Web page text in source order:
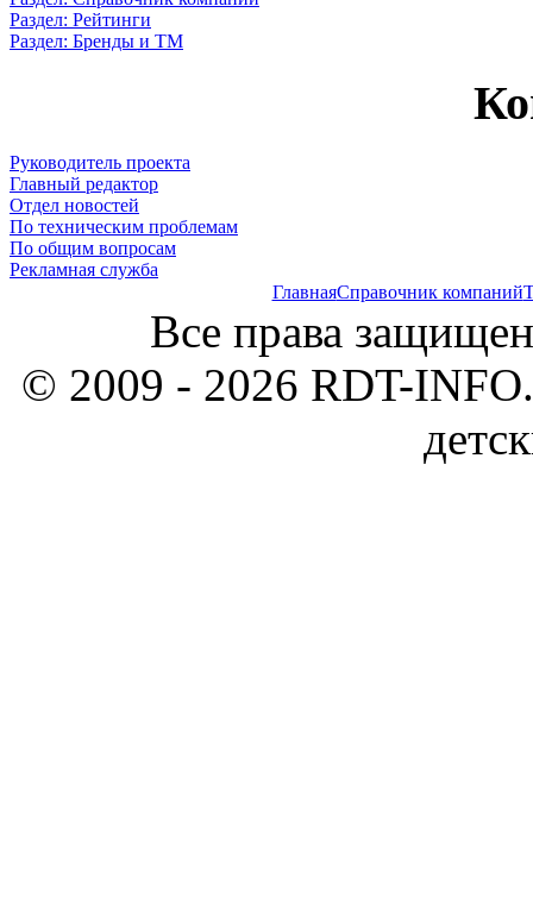
Раздел: Рейтинги
Раздел: Бренды и ТМ
Руководитель проекта
Главный редактор
Отдел новостей
По техническим проблемам
По общим вопросам
Рекламная служба
ГлавнаяСправочник компаний
Все права
© 2009 - 2026 RDT-